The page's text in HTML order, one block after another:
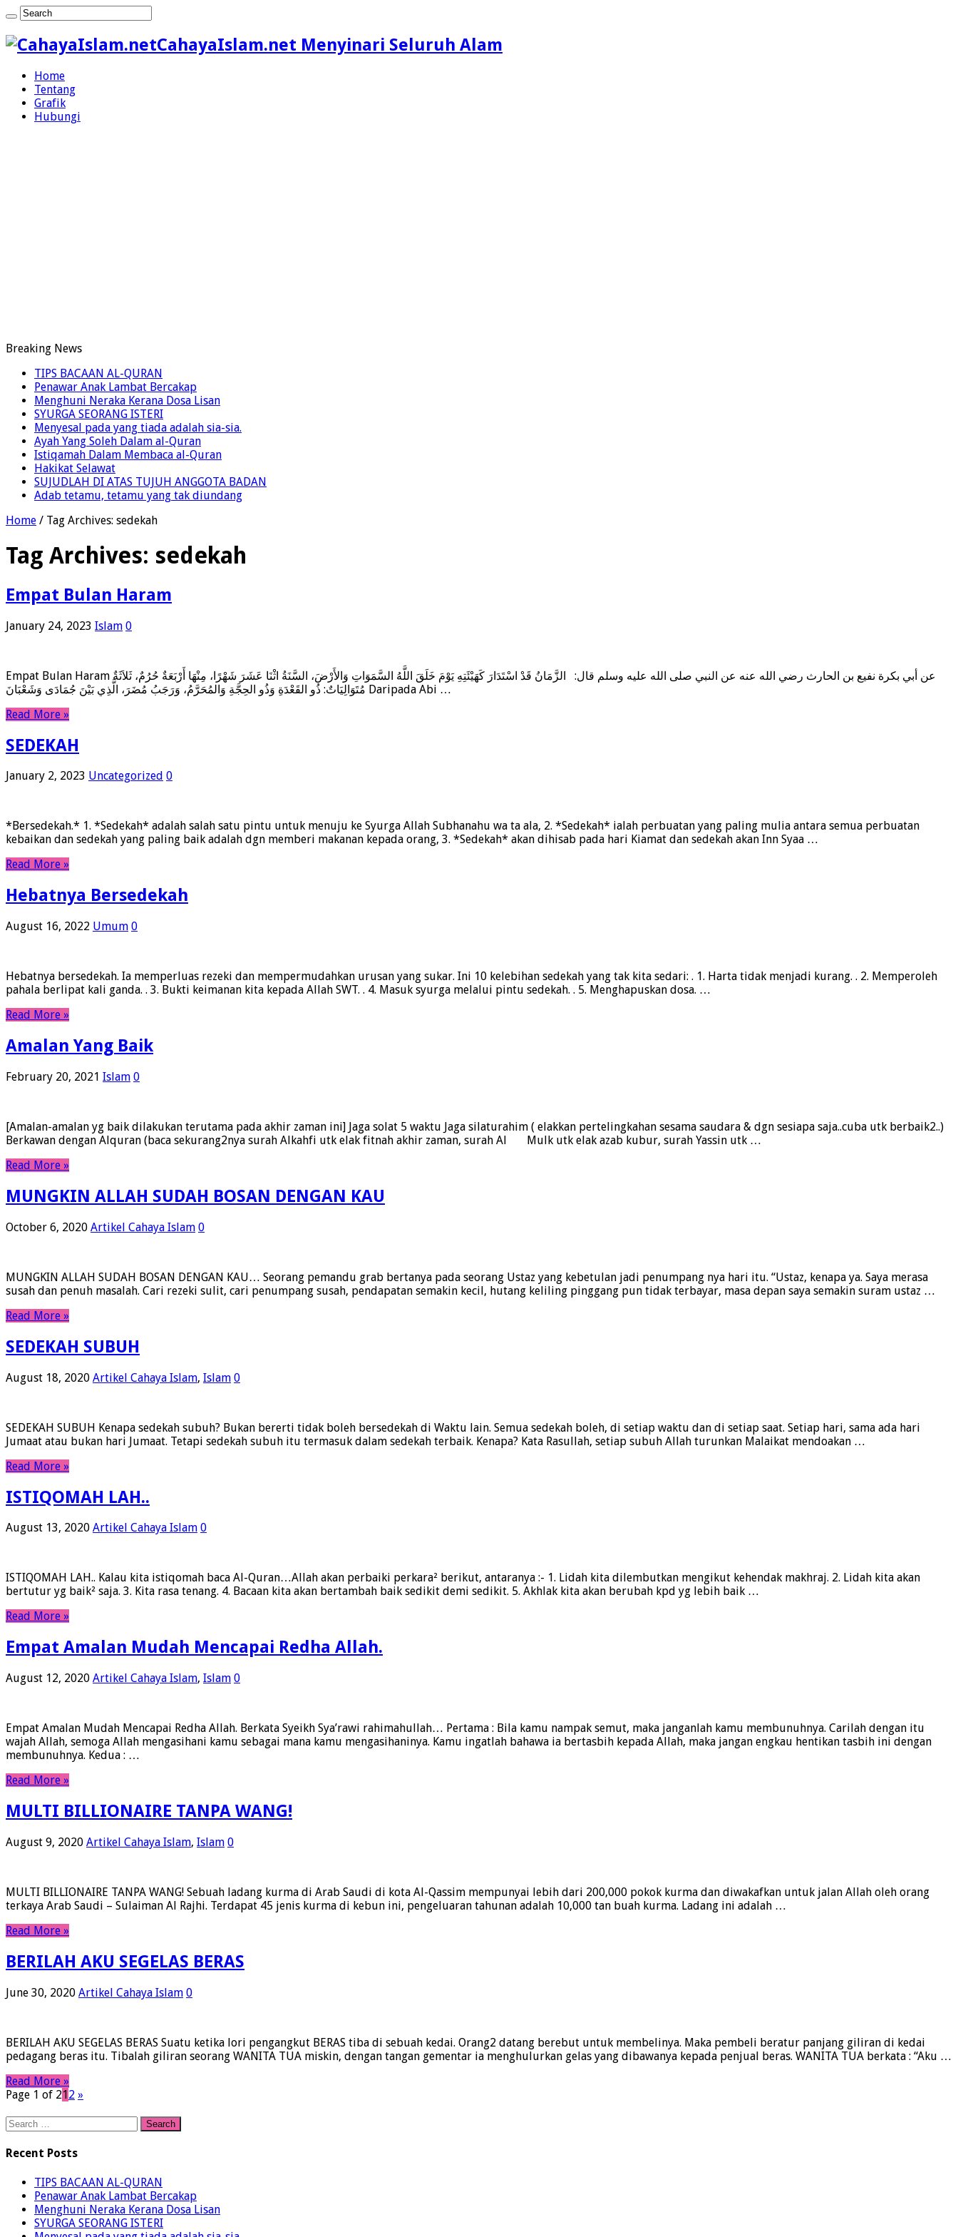
CahayaIslam.net Menyinari Seluruh Alam
Home
Tentang
Grafik
Hubungi
Breaking News
TIPS BACAAN AL-QURAN
Penawar Anak Lambat Bercakap
Menghuni Neraka Kerana Dosa Lisan
SYURGA SEORANG ISTERI
Menyesal pada yang tiada adalah sia-sia.
Ayah Yang Soleh Dalam al-Quran
Istiqamah Dalam Membaca al-Quran
Hakikat Selawat
SUJUDLAH DI ATAS TUJUH ANGGOTA BADAN
Adab tetamu, tetamu yang tak diundang
Home / Tag Archives: sedekah
Tag Archives: sedekah
Empat Bulan Haram
January 24, 2023 Islam 0
Empat Bulan Haram عن أبي بكرة نفيع بن الحارث رضي الله عنه عن النبي صلى الله عليه وسلم قال‏:‏ الزَّمَانُ قَدْ اسْتَدَارَ كَهَيْئَتِهِ يَوْمَ خَلَقَ اللَّهُ السَّمَوَاتِ وَالأَرْضَ، السَّنَةُ اثْنَا عَشَرَ شَهْرًا، مِنْهَا أَرْبَعَةٌ حُرُمٌ، ثَلاَثَةٌ
مُتَوَالِيَاتٌ: ذُو القَعْدَةِ وَذُو الحِجَّةِ وَالمُحَرَّمُ، وَرَجَبُ مُضَرَ، الَّذِي بَيْنَ جُمَادَى وَشَعْبَانَ Daripada Abi …
Read More »
SEDEKAH
January 2, 2023 Uncategorized 0
*Bersedekah.* 1. *Sedekah* adalah salah satu pintu untuk menuju ke Syurga Allah Subhanahu wa ta ala, 2. *Sedekah* ialah perbuatan yang paling mulia antara semua perbuatan
kebaikan dan sedekah yang paling baik adalah dgn memberi makanan kepada orang, 3. *Sedekah* akan dihisab pada hari Kiamat dan sedekah akan Inn Syaa …
Read More »
Hebatnya Bersedekah
August 16, 2022 Umum 0
Hebatnya bersedekah. Ia memperluas rezeki dan mempermudahkan urusan yang sukar. Ini 10 kelebihan sedekah yang tak kita sedari: . 1. Harta tidak menjadi kurang. . 2. Memperoleh
pahala berlipat kali ganda. . 3. Bukti keimanan kita kepada Allah SWT. . 4. Masuk syurga melalui pintu sedekah. . 5. Menghapuskan dosa. …
Read More »
Amalan Yang Baik
February 20, 2021 Islam 0
[Amalan-amalan yg baik dilakukan terutama pada akhir zaman ini] Jaga solat 5 waktu Jaga silaturahim ( elakkan pertelingkahan sesama saudara & dgn sesiapa saja..cuba utk berbaik2..)
Berkawan dengan Alquran (baca sekurang2nya surah Alkahfi utk elak fitnah akhir zaman, surah Al Mulk utk elak azab kubur, surah Yassin utk …
Read More »
MUNGKIN ALLAH SUDAH BOSAN DENGAN KAU
October 6, 2020 Artikel Cahaya Islam 0
MUNGKIN ALLAH SUDAH BOSAN DENGAN KAU… Seorang pemandu grab bertanya pada seorang Ustaz yang kebetulan jadi penumpang nya hari itu. “Ustaz, kenapa ya. Saya merasa
susah dan penuh masalah. Cari rezeki sulit, cari penumpang susah, pendapatan semakin kecil, hutang keliling pinggang pun tidak terbayar, masa depan saya semakin suram ustaz …
Read More »
SEDEKAH SUBUH
August 18, 2020 Artikel Cahaya Islam, Islam 0
SEDEKAH SUBUH Kenapa sedekah subuh? Bukan bererti tidak boleh bersedekah di Waktu lain. Semua sedekah boleh, di setiap waktu dan di setiap saat. Setiap hari, sama ada hari
Jumaat atau bukan hari Jumaat. Tetapi sedekah subuh itu termasuk dalam sedekah terbaik. Kenapa? Kata Rasullah, setiap subuh Allah turunkan Malaikat mendoakan …
Read More »
ISTIQOMAH LAH..
August 13, 2020 Artikel Cahaya Islam 0
ISTIQOMAH LAH.. Kalau kita istiqomah baca Al-Quran…Allah akan perbaiki perkara² berikut, antaranya :- 1. Lidah kita dilembutkan mengikut kehendak makhraj. 2. Lidah kita akan
bertutur yg baik² saja. 3. Kita rasa tenang. 4. Bacaan kita akan bertambah baik sedikit demi sedikit. 5. Akhlak kita akan berubah kpd yg lebih baik …
Read More »
Empat Amalan Mudah Mencapai Redha Allah.
August 12, 2020 Artikel Cahaya Islam, Islam 0
Empat Amalan Mudah Mencapai Redha Allah. Berkata Syeikh Sya’rawi rahimahullah… Pertama : Bila kamu nampak semut, maka janganlah kamu membunuhnya. Carilah dengan itu
wajah Allah, semoga Allah mengasihani kamu sebagai mana kamu mengasihaninya. Kamu ingatlah bahawa ia bertasbih kepada Allah, maka jangan engkau hentikan tasbih ini dengan
membunuhnya. Kedua : …
Read More »
MULTI BILLIONAIRE TANPA WANG!
August 9, 2020 Artikel Cahaya Islam, Islam 0
MULTI BILLIONAIRE TANPA WANG! Sebuah ladang kurma di Arab Saudi di kota Al-Qassim mempunyai lebih dari 200,000 pokok kurma dan diwakafkan untuk jalan Allah oleh orang
terkaya Arab Saudi – Sulaiman Al Rajhi. Terdapat 45 jenis kurma di kebun ini, pengeluaran tahunan adalah 10,000 tan buah kurma. Ladang ini adalah …
Read More »
BERILAH AKU SEGELAS BERAS
June 30, 2020 Artikel Cahaya Islam 0
BERILAH AKU SEGELAS BERAS Suatu ketika lori pengangkut BERAS tiba di sebuah kedai. Orang2 datang berebut untuk membelinya. Maka pembeli beratur panjang giliran di kedai
pedagang beras itu. Tibalah giliran seorang WANITA TUA miskin, dengan tangan gementar ia menghulurkan gelas yang dibawanya kepada penjual beras. WANITA TUA berkata : “Aku …
Read More »
Page 1 of 212 »
Search
Recent Posts
TIPS BACAAN AL-QURAN
Penawar Anak Lambat Bercakap
Menghuni Neraka Kerana Dosa Lisan
SYURGA SEORANG ISTERI